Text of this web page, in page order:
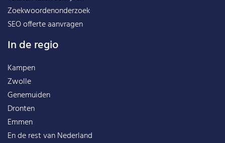
Zoekwoordenonderzoek
SEO offerte aanvragen
In de regio
Kampen
Zwolle
Genemuiden
Dronten
Emmen
En de rest vanNederland